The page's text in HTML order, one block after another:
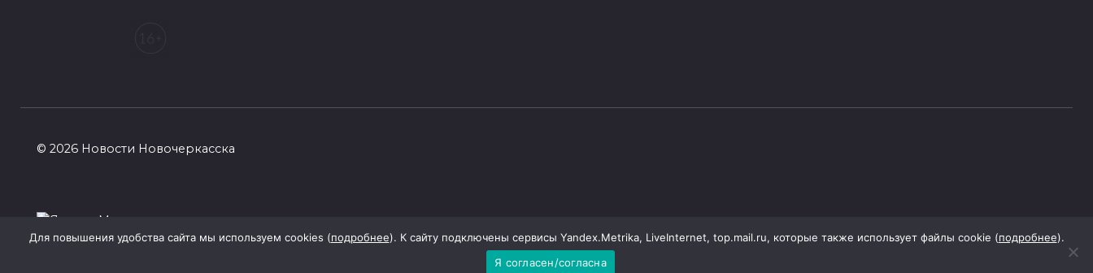
© 2026 Новости Новочеркасска
Для повышения удобства сайта мы используем cookies (подробнее). К сайту подключены сервисы Yandex.Metrika, LiveInternet, top.mail.ru, которые также использует файлы cookie (подробнее).
Я согласен/согласна